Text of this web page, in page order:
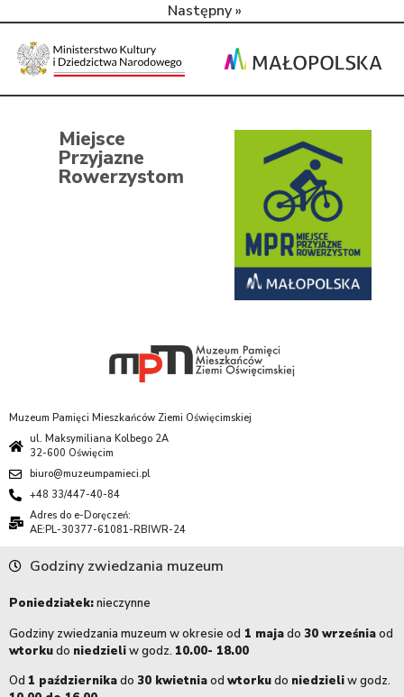
Następny »
Miejsce
Przyjazne
Rowerzystom
Muzeum Pamięci Mieszkańców Ziemi Oświęcimskiej
ul. Maksymiliana Kolbego 2A
32-600 Oświęcim
biuro@muzeumpamieci.pl
+48 33/447-40-84
Adres do e-Doręczeń:
AE:PL-30377-61081-RBIWR-24
Godziny zwiedzania muzeum
Poniedziałek:nieczynne
Godziny zwiedzania muzeum w okresie od 1 majado 30 wrześniaod
wtorkudo niedzieliw godz. 10.00- 18.00
Od 1 październikado 30 kwietniaod wtorkudo niedzieliw godz.